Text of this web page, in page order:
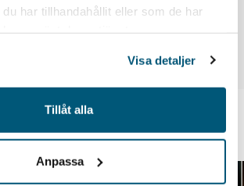
har tillhandahållit eller som de har
Visa detaljer
Tillåt alla
Anpassa
vill läsa